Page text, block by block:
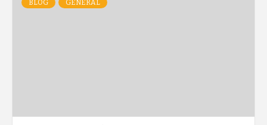
BLOG GENERAL